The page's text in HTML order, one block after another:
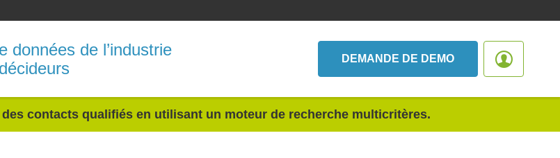
données de l’industrie
DEMANDE DE DEMO
des contacts qualifiés en utilisant un moteur de recherche multicritères.